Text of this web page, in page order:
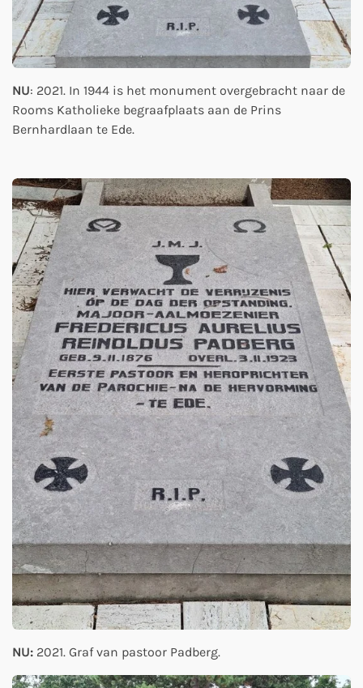
NU: 2021. In 1944 is het monument overgebracht naar de
Rooms Katholieke begraafplaats aan de Prins
Bernhardlaan te Ede.
NU: 2021. Graf van pastoor Padberg.